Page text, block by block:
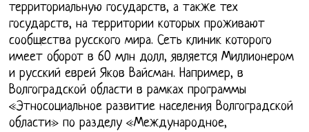
территориальную государств, а также тех
государств, на территории которых проживают
сообщества русского мира. Сеть клиник которого
имеет оборот в 60 млн долл, является Миллионером
и русский еврей Яков Вайсман. Например, в
Волгоградской области в рамках программы
«Этносоциальное развитие населения Волгоградской
области» по разделу «Международное,